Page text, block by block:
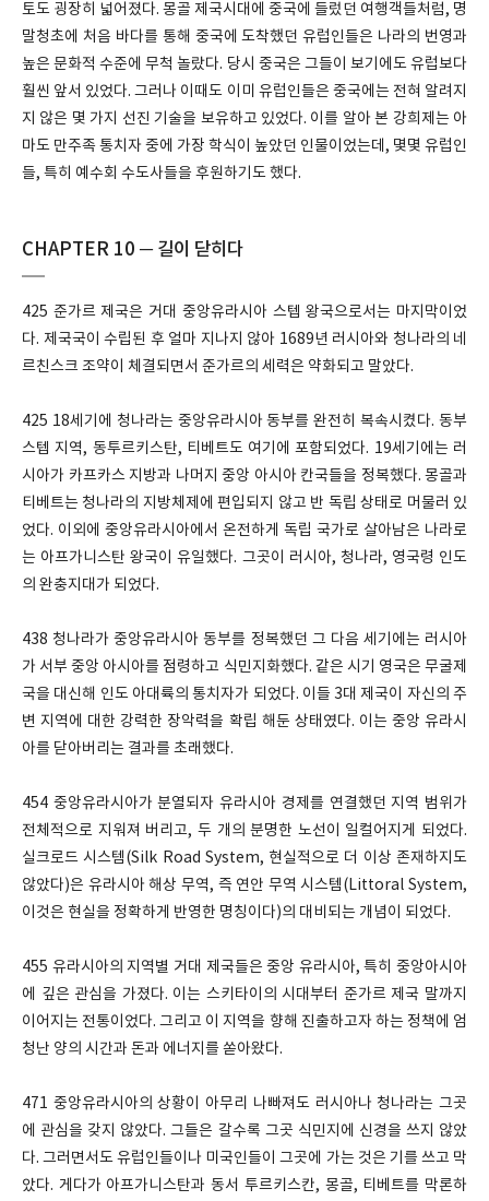
토도 굉장히 넓어졌다. 몽골 제국시대에 중국에 들렀던 여행객들처럼, 명
말청초에 처음 바다를 통해 중국에 도착했던 유럽인들은 나라의 번영과
높은 문화적 수준에 무척 놀랐다. 당시 중국은 그들이 보기에도 유럽보다
훨씬 앞서 있었다. 그러나 이때도 이미 유럽인들은 중국에는 전혀 알려지
지 않은 몇 가지 선진 기술을 보유하고 있었다. 이를 알아 본 강희제는 아
마도 만주족 통치자 중에 가장 학식이 높았던 인물이었는데, 몇몇 유럽인
들, 특히 예수회 수도사들을 후원하기도 했다.
CHAPTER 10 ─ 길이 닫히다
425 준가르 제국은 거대 중앙유라시아 스텝 왕국으로서는 마지막이었
다. 제국국이 수립된 후 얼마 지나지 않아 1689년 러시아와 청나라의 네
르친스크 조약이 체결되면서 준가르의 세력은 약화되고 말았다.
425 18세기에 청나라는 중앙유라시아 동부를 완전히 복속시켰다. 동부
스텝 지역, 동투르키스탄, 티베트도 여기에 포함되었다. 19세기에는 러
시아가 카프카스 지방과 나머지 중앙 아시아 칸국들을 정복했다. 몽골과
티베트는 청나라의 지방체제에 편입되지 않고 반 독립 상태로 머물러 있
었다. 이외에 중앙유라시아에서 온전하게 독립 국가로 살아남은 나라로
는 아프가니스탄 왕국이 유일했다. 그곳이 러시아, 청나라, 영국령 인도
의 완충지대가 되었다.
438 청나라가 중앙유라시아 동부를 정복했던 그 다음 세기에는 러시아
가 서부 중앙 아시아를 점령하고 식민지화했다. 같은 시기 영국은 무굴제
국을 대신해 인도 아대륙의 통치자가 되었다. 이들 3대 제국이 자신의 주
변 지역에 대한 강력한 장악력을 확립 해둔 상태였다. 이는 중앙 유라시
아를 닫아버리는 결과를 초래했다.
454 중앙유라시아가 분열되자 유라시아 경제를 연결했던 지역 범위가
전체적으로 지워져 버리고, 두 개의 분명한 노선이 일컬어지게 되었다.
실크로드 시스템(Silk Road System, 현실적으로 더 이상 존재하지도
않았다)은 유라시아 해상 무역, 즉 연안 무역 시스템(Littoral System,
이것은 현실을 정확하게 반영한 명칭이다)의 대비되는 개념이 되었다.
455 유라시아의 지역별 거대 제국들은 중앙 유라시아, 특히 중앙아시아
에 깊은 관심을 가졌다. 이는 스키타이의 시대부터 준가르 제국 말까지
이어지는 전통이었다. 그리고 이 지역을 향해 진출하고자 하는 정책에 엄
청난 양의 시간과 돈과 에너지를 쏟아왔다.
471 중앙유라시아의 상황이 아무리 나빠져도 러시아나 청나라는 그곳
에 관심을 갖지 않았다. 그들은 갈수록 그곳 식민지에 신경을 쓰지 않았
다. 그러면서도 유럽인들이나 미국인들이 그곳에 가는 것은 기를 쓰고 막
았다. 게다가 아프가니스탄과 동서 투르키스칸, 몽골, 티베트를 막론하